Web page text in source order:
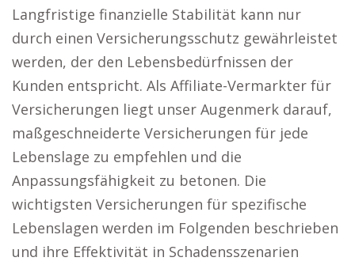
Langfristige finanzielle Stabilität kann nur
durch einen Versicherungsschutz gewährleistet
werden, der den Lebensbedürfnissen der
Kunden entspricht. Als Affiliate-Vermarkter für
Versicherungen liegt unser Augenmerk darauf,
maßgeschneiderte Versicherungen für jede
Lebenslage zu empfehlen und die
Anpassungsfähigkeit zu betonen. Die
wichtigsten Versicherungen für spezifische
Lebenslagen werden im Folgenden beschrieben
und ihre Effektivität in Schadensszenarien